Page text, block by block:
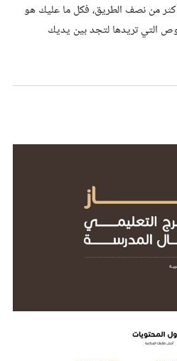
من نصف الطريق، فكل ما عليك هو
التي تريدها لتجد بين يديك